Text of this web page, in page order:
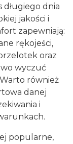
dnia
jakości i
zapewniają:
rękojeści,
oraz
wyczuć
również
danej
i
popularne,